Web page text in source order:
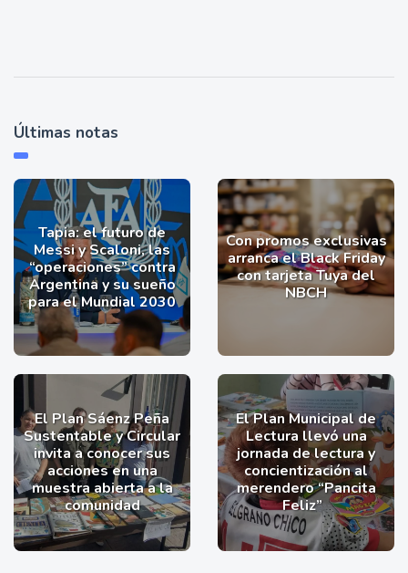
Últimas notas
Tapia: el futuro de
Messi y Scaloni, las
“operaciones” contra
Argentina y su sueño
para el Mundial 2030
Con promos exclusivas
arranca el Black Friday
con tarjeta Tuya del
NBCH
El Plan Sáenz Peña
Sustentable y Circular
invita a conocer sus
acciones en una
muestra abierta a la
comunidad
El Plan Municipal de
Lectura llevó una
jornada de lectura y
concientización al
merendero “Pancita
Feliz”